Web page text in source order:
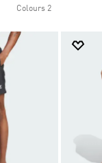
2 Colours